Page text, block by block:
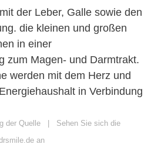
der Leber, Galle sowie den
die kleinen und großen
in einer
zum Magen- und Darmtrakt.
werden mit dem Herz und
in Verbindung
der Quelle | Sehen Sie sich die
an